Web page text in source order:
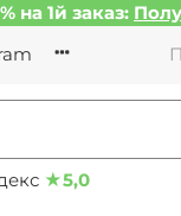
на 1й заказ:
★5,0